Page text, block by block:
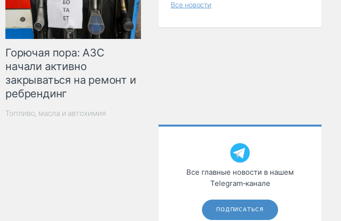
Горючая пора: АЗС
начали активно
закрываться на ремонт и
ребрендинг
Топливо, масла и автохимия
Все новости
Все главные новости в нашем
Telegram‑канале
ПОДПИСАТЬСЯ